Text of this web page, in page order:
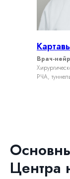
Врач-
РЧА,
Центра